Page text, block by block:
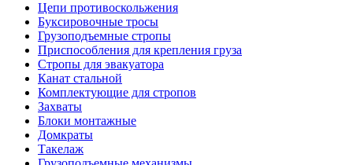
Цепи противоскольжения
Буксировочные тросы
Грузоподъемные стропы
Приспособления для крепления груза
Стропы для эвакуатора
Канат стальной
Комплектующие для стропов
Захваты
Блоки монтажные
Домкраты
Такелаж